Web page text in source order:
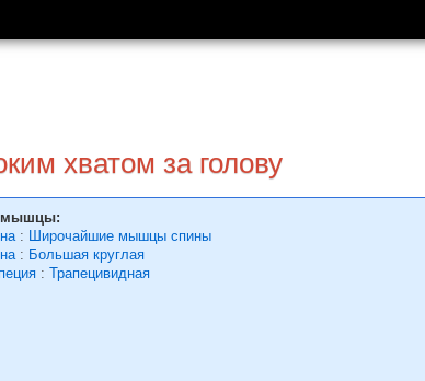
хватом за голову
мышцы:
: Широчайшие мышцы спины
: Большая круглая
: Трапецивидная